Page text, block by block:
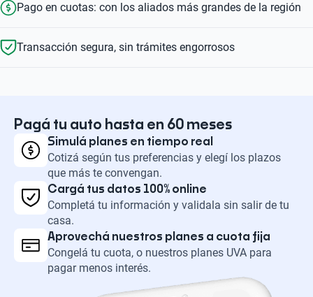
Pago en cuotas: con los aliados más grandes de la región
Transacción segura, sin trámites engorrosos
Pagá tu auto hasta en 60 meses
Simulá planes en tiempo real
Cotizá según tus preferencias y elegí los plazos
que más te convengan.
Cargá tus datos 100% online
Completá tu información y validala sin salir de tu
casa.
Aprovechá nuestros planes a cuota fija
Congelá tu cuota, o nuestros planes UVA para
pagar menos interés.